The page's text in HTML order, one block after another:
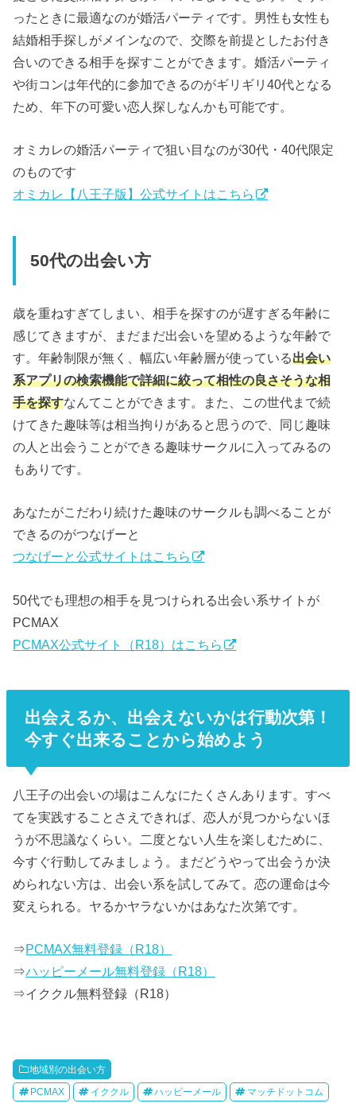
ったときに最適なのが婚活パーティです。男性も女性も
結婚相手探しがメインなので、交際を前提としたお付き
合いのできる相手を探すことができます。婚活パーティ
や街コンは年代的に参加できるのがギリギリ40代となる
ため、年下の可愛い恋人探しなんかも可能です。
オミカレの婚活パーティで狙い目なのが30代・40代限定
のものです
オミカレ【八王子版】公式サイトはこちら
50代の出会い方
歳を重ねすぎてしまい、相手を探すのが遅すぎる年齢に
感じてきますが、まだまだ出会いを望めるような年齢で
す。年齢制限が無く、幅広い年齢層が使っている出会い
系アプリの検索機能で詳細に絞って相性の良さそうな相
手を探すなんてことができます。また、この世代まで続
けてきた趣味等は相当拘りがあると思うので、同じ趣味
の人と出会うことができる趣味サークルに入ってみるの
もありです。
あなたがこだわり続けた趣味のサークルも調べることが
できるのがつなげーと
つなげーと公式サイトはこちら
50代でも理想の相手を見つけられる出会い系サイトが
PCMAX
PCMAX公式サイト（R18）はこちら
出会えるか、出会えないかは行動次第！
今すぐ出来ることから始めよう
八王子の出会いの場はこんなにたくさんあります。すべ
てを実践することさえできれば、恋人が見つからないほ
うが不思議なくらい。二度とない人生を楽しむために、
今すぐ行動してみましょう。まだどうやって出会うか決
められない方は、出会い系を試してみて。恋の運命は今
変えられる。ヤるかヤラないかはあなた次第です。
⇒PCMAX無料登録（R18）
⇒ハッピーメール無料登録（R18）
⇒イククル無料登録（R18）
地域別の出会い方
PCMAX イククル ハッピーメール マッチドットコム